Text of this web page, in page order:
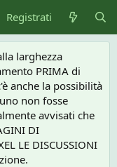
Registrati
larghezza
PRIMA di
anche la possibilità
non fosse
avvisati che
DI
LE DISCUSSIONI